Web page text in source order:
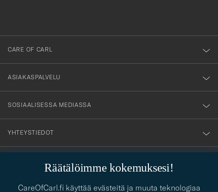
Räätälöimme kokemuksesi!
CareOfCarl.fi käyttää evästeitä ja muuta teknologiaa
dig
till
vårt
nyhetsbrev!
CARE OF CARL
ASIAKASPALVELU
SOSIAALISESSA MEDIASSA
YHTEYSTIEDOT
PUKEUTUMISNEUVONTA